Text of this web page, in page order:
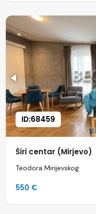
ID:68459
Širi centar (Mirjevo)
Teodora Mirijevskog
550 €